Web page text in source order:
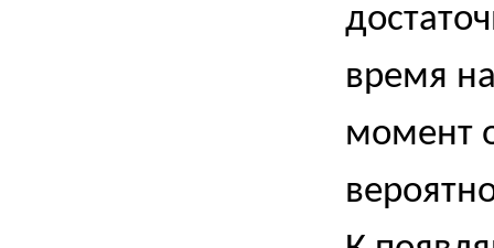
время
момент